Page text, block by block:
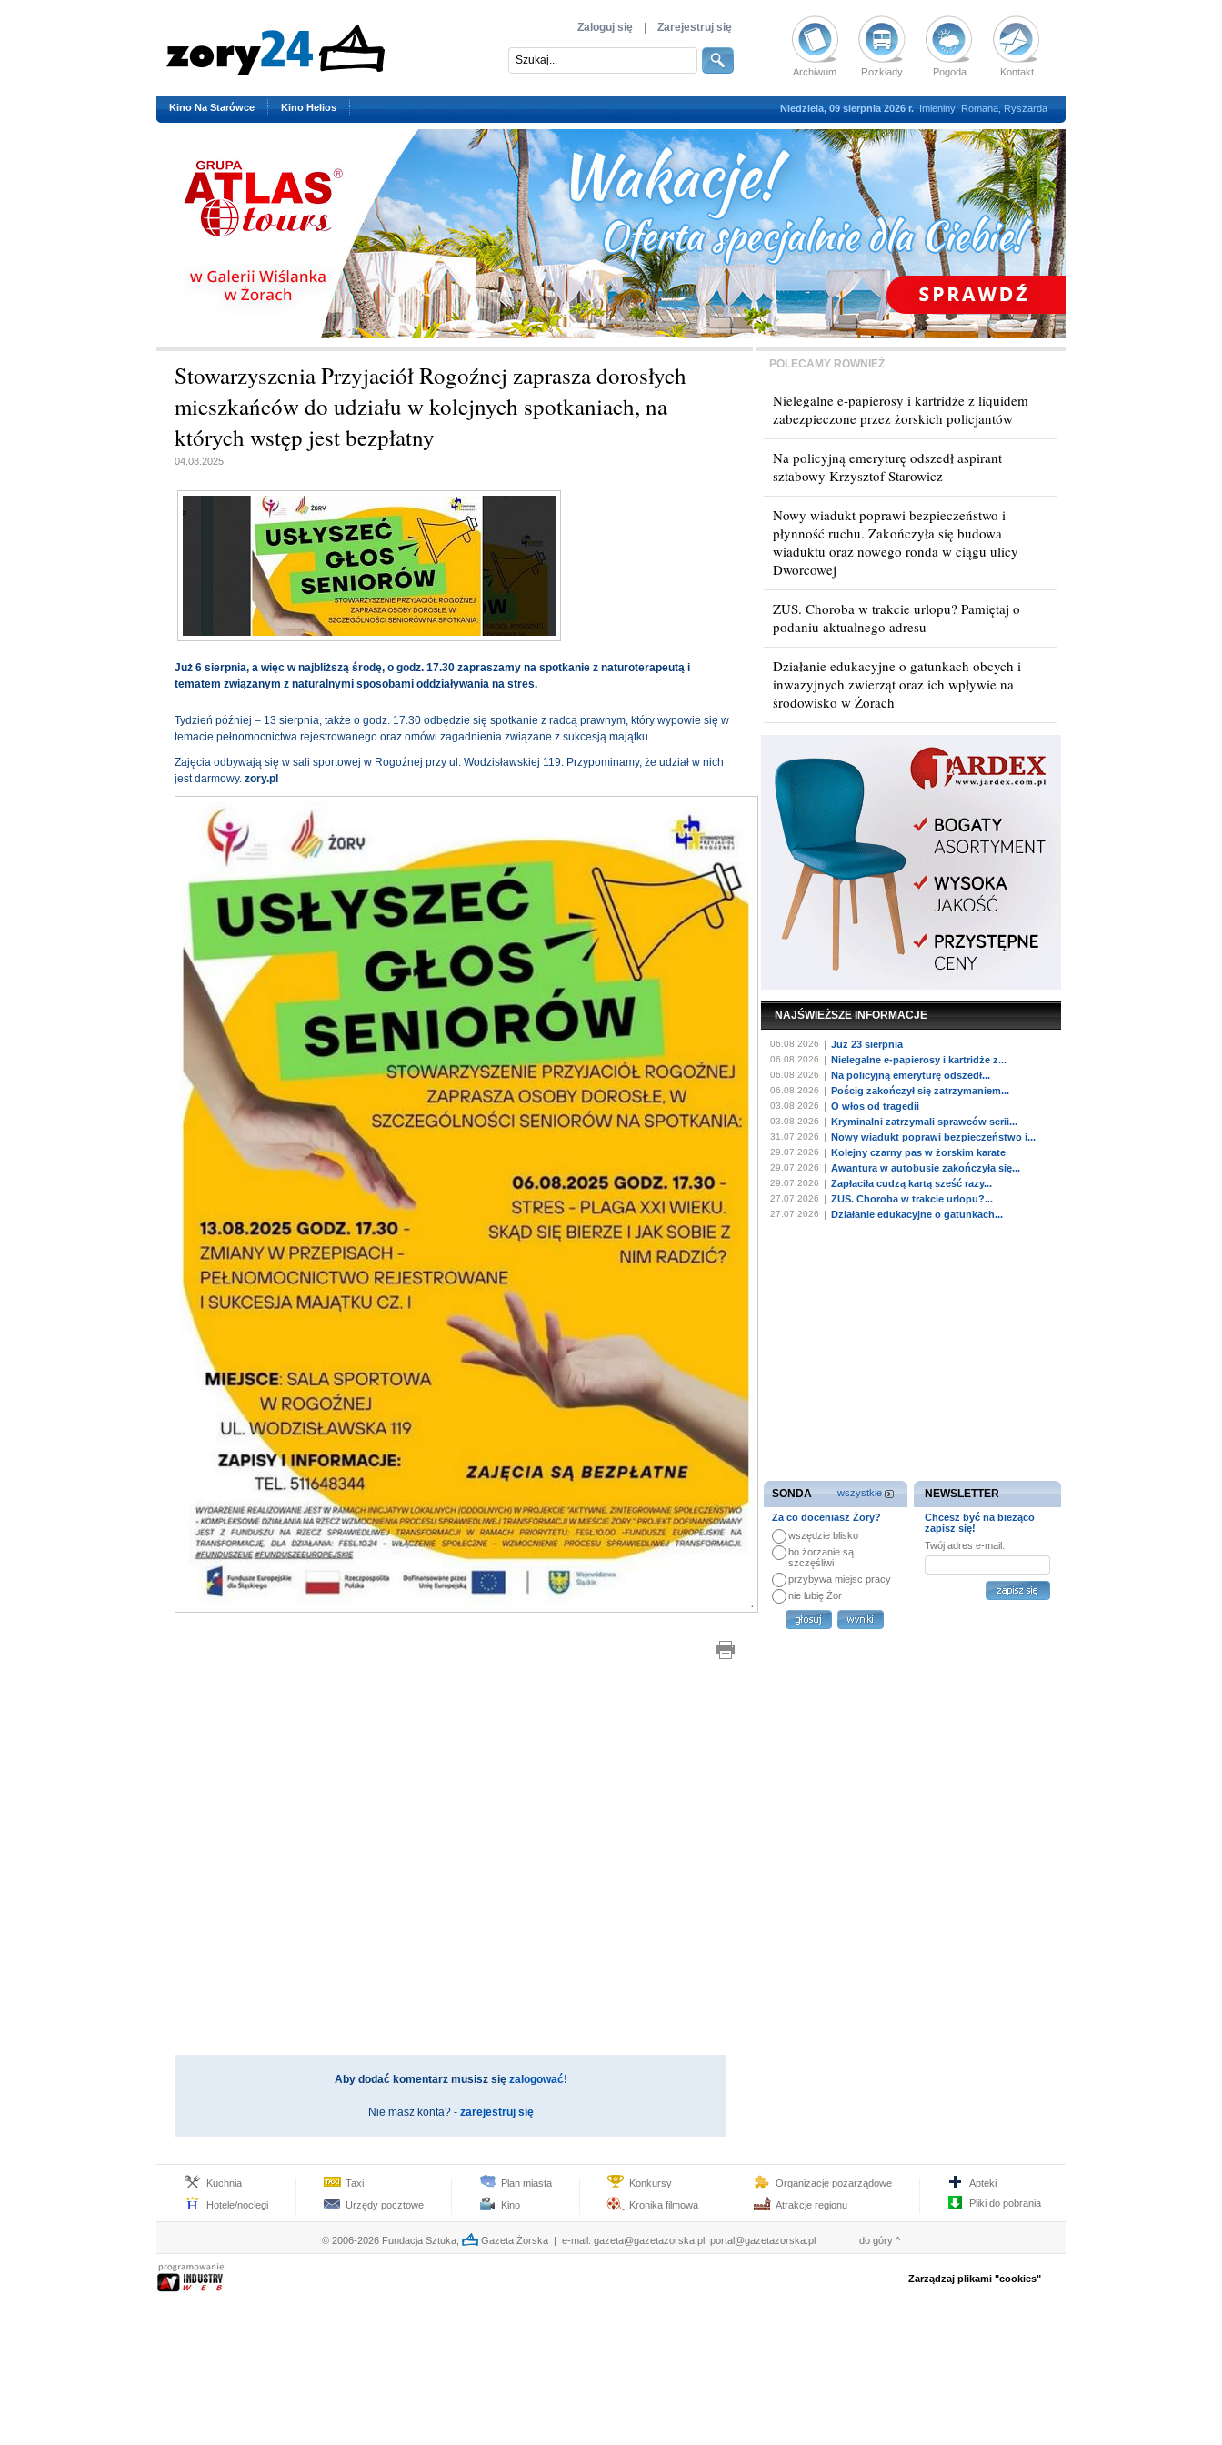
Archiwum Rozkłady Pogoda Kontakt
Zaloguj się Zarejestruj się
Kino Na Starówce Kino Helios Niedziela, 09 sierpnia 2026 r. Imieniny: Romana, Ryszarda
Stowarzyszenia Przyjaciół Rogoźnej zaprasza dorosłych
mieszkańców do udziału w kolejnych spotkaniach, na
których wstęp jest bezpłatny
04.08.2025
Już 6 sierpnia, a więc w najbliższą środę, o godz. 17.30 zapraszamy na spotkanie z naturoterapeutą i
tematem związanym z naturalnymi sposobami oddziaływania na stres.
Tydzień później – 13 sierpnia, także o godz. 17.30 odbędzie się spotkanie z radcą prawnym, który wypowie się w
temacie pełnomocnictwa rejestrowanego oraz omówi zagadnienia związane z sukcesją majątku.
Zajęcia odbywają się w sali sportowej w Rogoźnej przy ul. Wodzisławskiej 119. Przypominamy, że udział w nich
jest darmowy. zory.pl
Aby dodać komentarz musisz się zalogować!
Nie masz konta? - zarejestruj się
POLECAMY RÓWNIEŻ
Nielegalne e-papierosy i kartridże z liquidem
zabezpieczone przez żorskich policjantów
Na policyjną emeryturę odszedł aspirant
sztabowy Krzysztof Starowicz
Nowy wiadukt poprawi bezpieczeństwo i
płynność ruchu. Zakończyła się budowa
wiaduktu oraz nowego ronda w ciągu ulicy
Dworcowej
ZUS. Choroba w trakcie urlopu? Pamiętaj o
podaniu aktualnego adresu
Działanie edukacyjne o gatunkach obcych i
inwazyjnych zwierząt oraz ich wpływie na
środowisko w Żorach
NAJŚWIEŻSZE INFORMACJE
06.08.2026 | Już 23 sierpnia
06.08.2026 | Nielegalne e-papierosy i kartridże z...
06.08.2026 | Na policyjną emeryturę odszedł...
06.08.2026 | Pościg zakończył się zatrzymaniem...
03.08.2026 | O włos od tragedii
03.08.2026 | Kryminalni zatrzymali sprawców serii...
31.07.2026 | Nowy wiadukt poprawi bezpieczeństwo i...
29.07.2026 | Kolejny czarny pas w żorskim karate
29.07.2026 | Awantura w autobusie zakończyła się...
29.07.2026 | Zapłaciła cudzą kartą sześć razy...
27.07.2026 | ZUS. Choroba w trakcie urlopu?...
27.07.2026 | Działanie edukacyjne o gatunkach...
SONDA wszystkie
Za co doceniasz Żory?
wszędzie blisko
bo żorzanie są
szczęśliwi
przybywa miejsc pracy
nie lubię Żor
NEWSLETTER
Chcesz być na bieżąco
zapisz się!
Twój adres e-mail:
Kuchnia
Hotele/noclegi
Taxi
Urzędy pocztowe
Plan miasta
Kino
Konkursy
Kronika filmowa
Organizacje pozarządowe
Atrakcje regionu
Apteki
Pliki do pobrania
© 2006-2026 Fundacja Sztuka, Gazeta Żorska | e-mail: gazeta@gazetazorska.pl portal@gazetazorska.pl do góry ^
Zarządzaj plikami "cookies"